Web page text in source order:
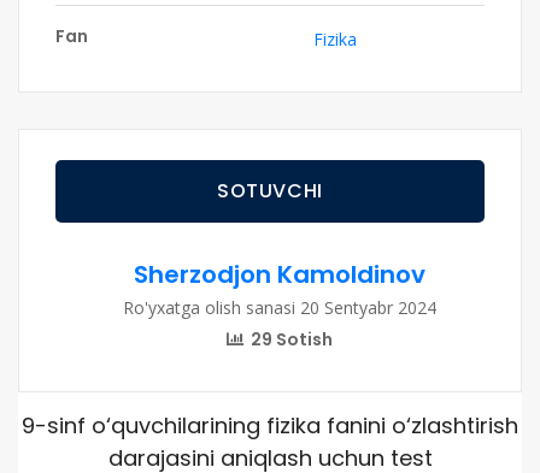
Fan Fizika
SOTUVCHI
Sherzodjon Kamoldinov
Ro'yxatga olish sanasi 20 Sentyabr 2024
29 Sotish
9-sinf o‘quvchilarining fizika fanini o‘zlashtirish
darajasini aniqlash uchun test